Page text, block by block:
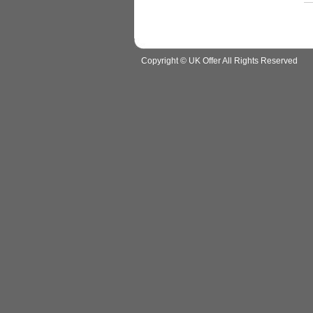
Copyright © UK Offer All Rights Reserved